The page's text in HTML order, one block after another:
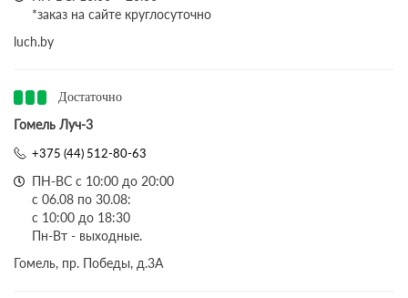
*заказ на сайте круглосуточно
luch.by
Достаточно
Гомель Луч-3
+375 (44) 512-80-63
ПН-ВС с 10:00 до 20:00
с 06.08 по 30.08:
с 10:00 до 18:30
Пн-Вт - выходные.
Гомель, пр. Победы, д.3A